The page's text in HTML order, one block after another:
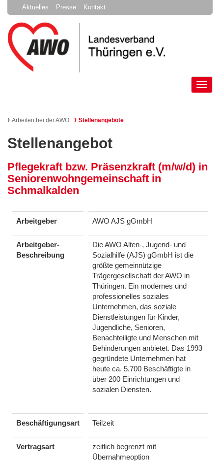
Aktuelles Presse Kontakt
› Arbeiten bei der AWO › Stellenangebote
Stellenangebot
Pflegekraft bzw. Präsenzkraft (m/w/d) in
Seniorenwohngemeinschaft in
Schmalkalden
Arbeitgeber AWO AJS gGmbH
Arbeitgeber-
Beschreibung
Die AWO Alten-, Jugend- und
Sozialhilfe (AJS) gGmbH ist die
größte gemeinnützige
Trägergesellschaft der AWO in
Thüringen. Ein modernes und
professionelles soziales
Unternehmen, das soziale
Dienstleistungen für Kinder,
Jugendliche, Senioren,
Benachteiligte und Menschen mit
Behinderungen anbietet. Das 1993
gegründete Unternehmen hat
heute ca. 5.700 Beschäftigte in
über 200 Einrichtungen und
sozialen Diensten.
Beschäftigungsart Teilzeit
Vertragsart
zeitlich begrenzt mit
Übernahmeoption